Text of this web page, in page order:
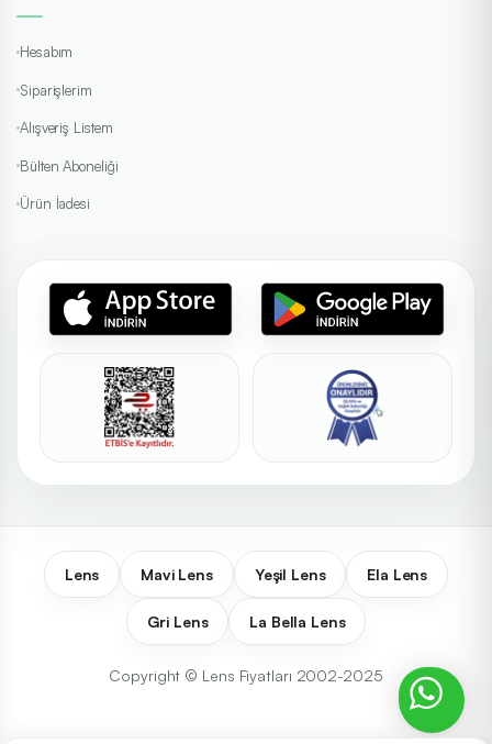
Hesabım
Siparişlerim
Alışveriş Listem
Bülten Aboneliği
Ürün İadesi
Lens Mavi Lens Yeşil Lens Ela Lens
Gri Lens La Bella Lens
Copyright © Lens Fiyatları 2002-2025